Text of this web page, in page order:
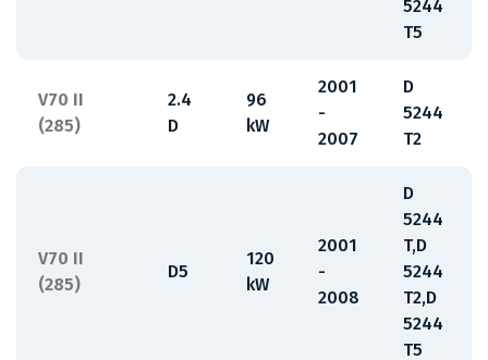
5244
T5
V70 II
(285)
2.4
D
96
kW
2001
-
2007
D
5244
T2
V70 II
(285)
D5
120
kW
2001
-
2008
D
5244
T,D
5244
T2,D
5244
T5